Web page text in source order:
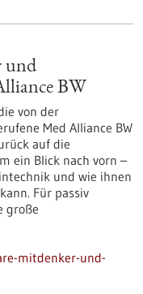
und
BW
von der
Med Alliance BW
auf die
ein Blick nach vorn –
und wie ihnen
Für passiv
große
mitdenker-und-